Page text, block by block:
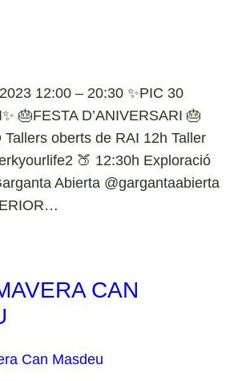
12:00 – 20:30 ✨PIC 30
🎂FESTA D’ANIVERSARI 🎂
Tallers oberts de RAI 12h Taller
🍑 12:30h Exploració
Abierta @gargantaabierta
CAN